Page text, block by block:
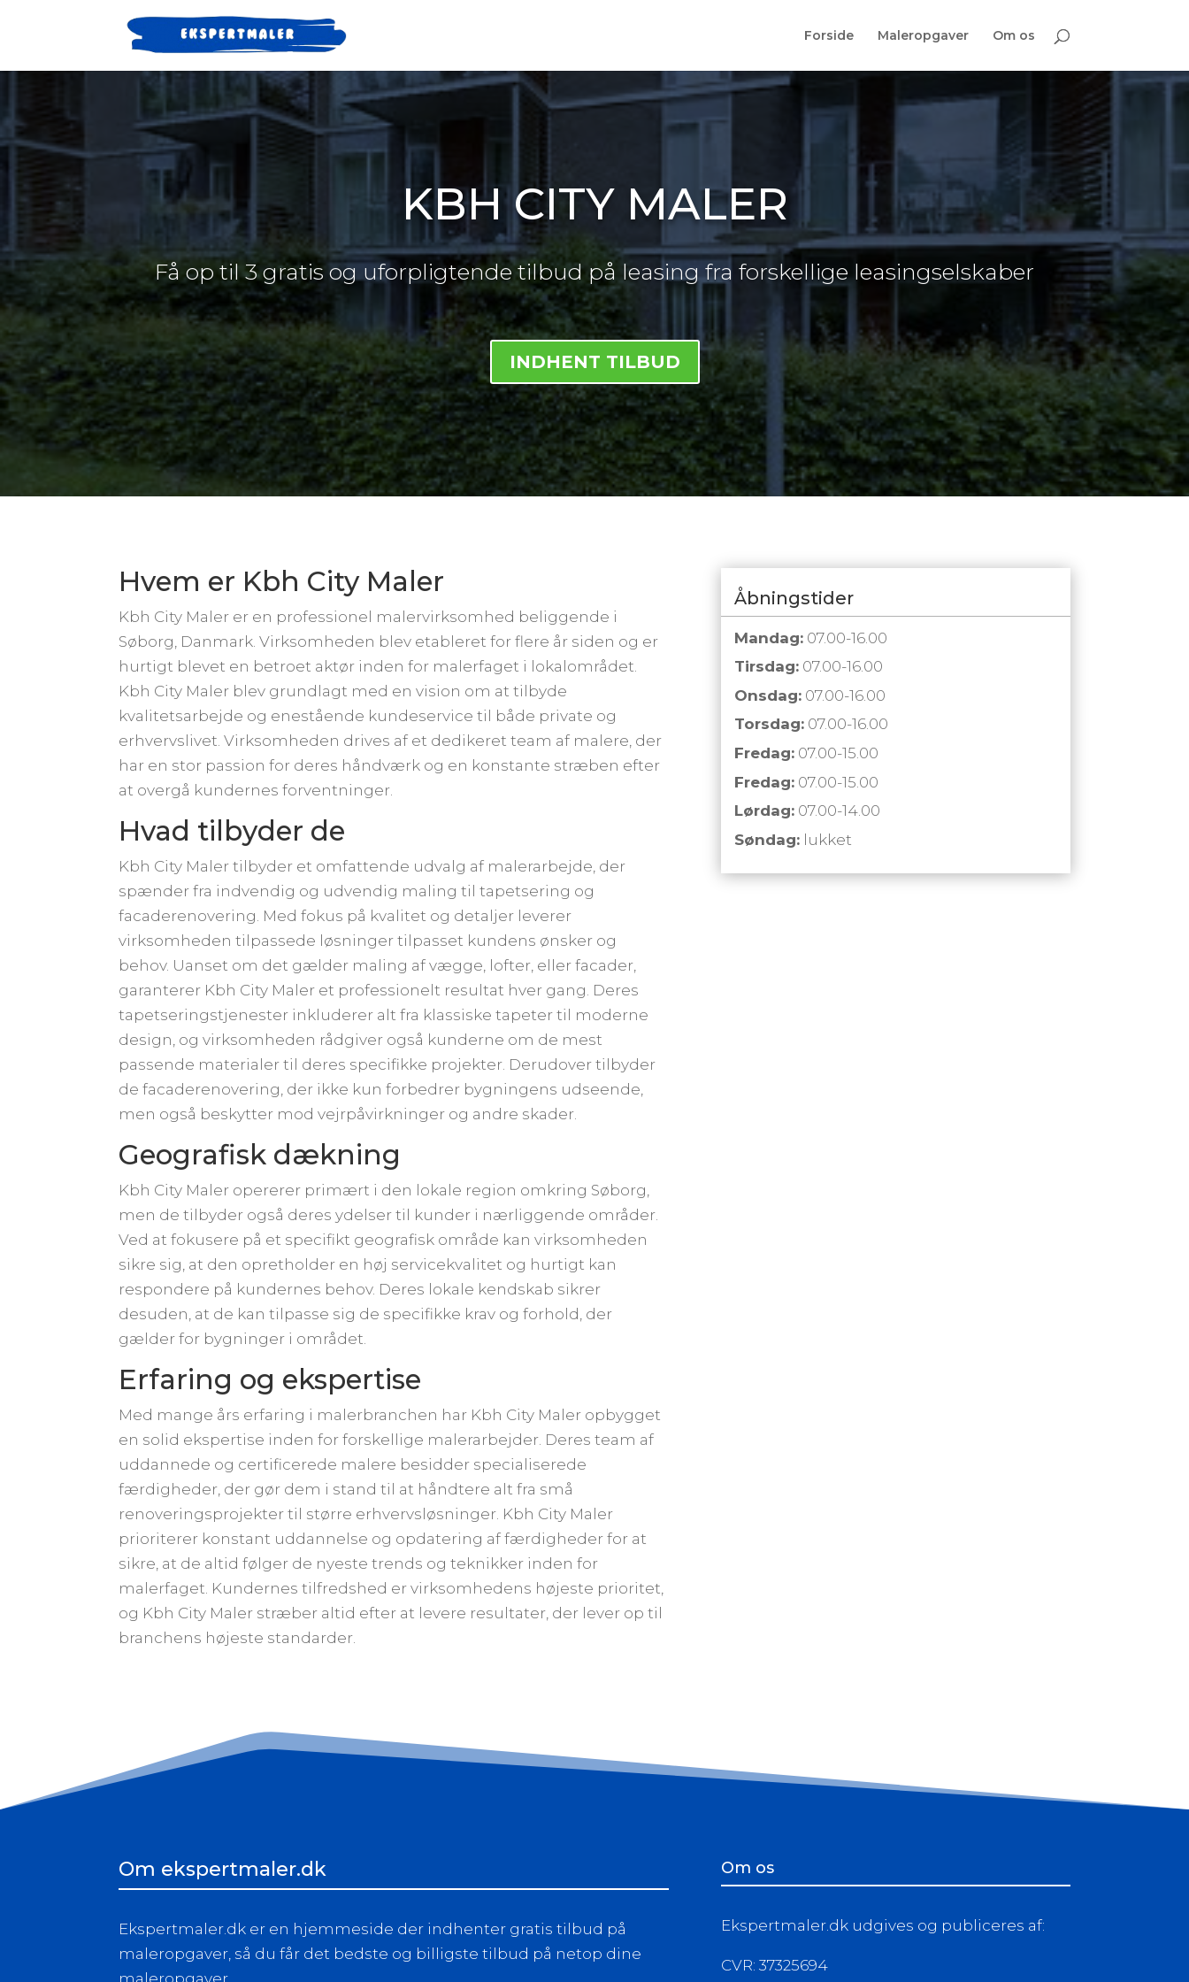
Forside Maleropgaver Om os
KBH CITY MALER
Få op til 3 gratis og uforpligtende tilbud på leasing fra forskellige leasingselskaber
INDHENT TILBUD
Hvem er Kbh City Maler
Kbh City Maler er en professionel malervirksomhed beliggende i
Søborg, Danmark. Virksomheden blev etableret for flere år siden og er
hurtigt blevet en betroet aktør inden for malerfaget i lokalområdet.
Kbh City Maler blev grundlagt med en vision om at tilbyde
kvalitetsarbejde og enestående kundeservice til både private og
erhvervslivet. Virksomheden drives af et dedikeret team af malere, der
har en stor passion for deres håndværk og en konstante stræben efter
at overgå kundernes forventninger.
Hvad tilbyder de
Kbh City Maler tilbyder et omfattende udvalg af malerarbejde, der
spænder fra indvendig og udvendig maling til tapetsering og
facaderenovering. Med fokus på kvalitet og detaljer leverer
virksomheden tilpassede løsninger tilpasset kundens ønsker og
behov. Uanset om det gælder maling af vægge, lofter, eller facader,
garanterer Kbh City Maler et professionelt resultat hver gang. Deres
tapetseringstjenester inkluderer alt fra klassiske tapeter til moderne
design, og virksomheden rådgiver også kunderne om de mest
passende materialer til deres specifikke projekter. Derudover tilbyder
de facaderenovering, der ikke kun forbedrer bygningens udseende,
men også beskytter mod vejrpåvirkninger og andre skader.
Geografisk dækning
Kbh City Maler opererer primært i den lokale region omkring Søborg,
men de tilbyder også deres ydelser til kunder i nærliggende områder.
Ved at fokusere på et specifikt geografisk område kan virksomheden
sikre sig, at den opretholder en høj servicekvalitet og hurtigt kan
respondere på kundernes behov. Deres lokale kendskab sikrer
desuden, at de kan tilpasse sig de specifikke krav og forhold, der
gælder for bygninger i området.
Erfaring og ekspertise
Med mange års erfaring i malerbranchen har Kbh City Maler opbygget
en solid ekspertise inden for forskellige malerarbejder. Deres team af
uddannede og certificerede malere besidder specialiserede
færdigheder, der gør dem i stand til at håndtere alt fra små
renoveringsprojekter til større erhvervsløsninger. Kbh City Maler
prioriterer konstant uddannelse og opdatering af færdigheder for at
sikre, at de altid følger de nyeste trends og teknikker inden for
malerfaget. Kundernes tilfredshed er virksomhedens højeste prioritet,
og Kbh City Maler stræber altid efter at levere resultater, der lever op til
branchens højeste standarder.
Åbningstider
Mandag:07.00-16.00
Tirsdag:07.00-16.00
Onsdag:07.00-16.00
Torsdag:07.00-16.00
Fredag:07.00-15.00
Fredag:07.00-15.00
Lørdag:07.00-14.00
Søndag:lukket
Om ekspertmaler.dk
Ekspertmaler.dk er en hjemmeside der indhenter gratis tilbud på
maleropgaver, så du får det bedste og billigste tilbud på netop dine
maleropgaver.
Om os
Ekspertmaler.dk udgives og publiceres af:
CVR: 37325694